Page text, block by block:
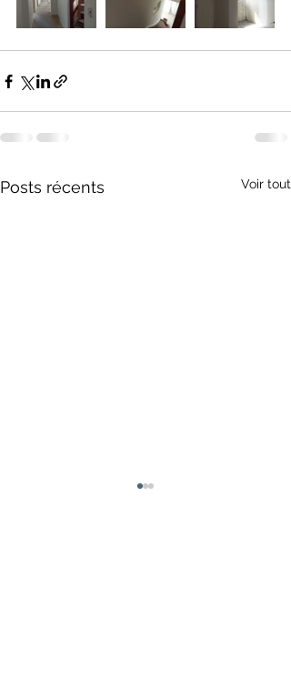
Posts récents Voir tout